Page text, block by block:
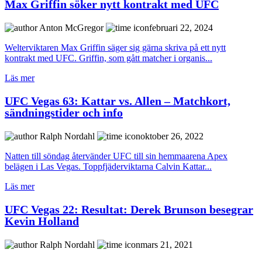
Max Griffin söker nytt kontrakt med UFC
Anton McGregor
februari 22, 2024
Welterviktaren Max Griffin säger sig gärna skriva på ett nytt
kontrakt med UFC. Griffin, som gått matcher i organis...
Läs mer
UFC Vegas 63: Kattar vs. Allen – Matchkort,
sändningstider och info
Ralph Nordahl
oktober 26, 2022
Natten till söndag återvänder UFC till sin hemmaarena Apex
belägen i Las Vegas. Toppfjäderviktarna Calvin Kattar...
Läs mer
UFC Vegas 22: Resultat: Derek Brunson besegrar
Kevin Holland
Ralph Nordahl
mars 21, 2021